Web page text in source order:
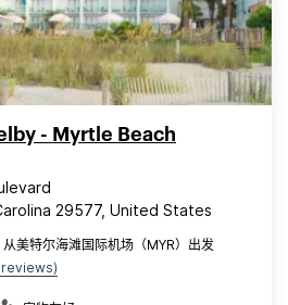
- Myrtle Beach
29577, United States
美特尔海滩国际机场（MYR）出发